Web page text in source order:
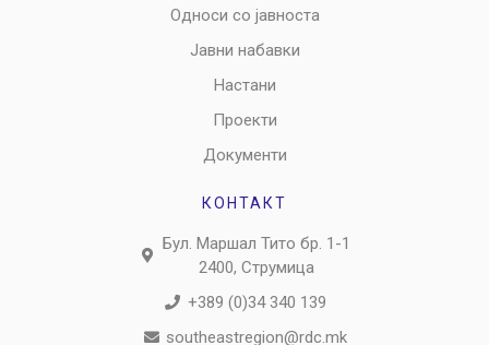
Односи со јавноста
Јавни набавки
Настани
Проекти
Документи
КОНТАКТ
Бул. Маршал Тито бр. 1-1
2400, Струмица
+389 (0)34 340 139
southeastregion@rdc.mk